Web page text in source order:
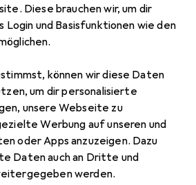
Diese brauchen wir, um dir
Login und Basisfunktionen wie den
können wir diese Daten
um dir personalisierte
unsere Webseite zu
Werbung auf unseren und
oder Apps anzuzeigen. Dazu
Daten auch an Dritte und
werden.